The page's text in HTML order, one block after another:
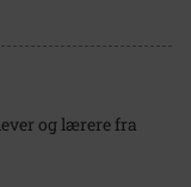
og lærere fra